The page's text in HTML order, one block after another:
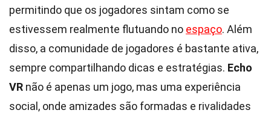
permitindo que os jogadores sintam como se
estivessem realmente flutuando no espaço. Além
disso, a comunidade de jogadores é bastante ativa,
sempre compartilhando dicas e estratégias. Echo
VR não é apenas um jogo, mas uma experiência
social, onde amizades são formadas e rivalidades